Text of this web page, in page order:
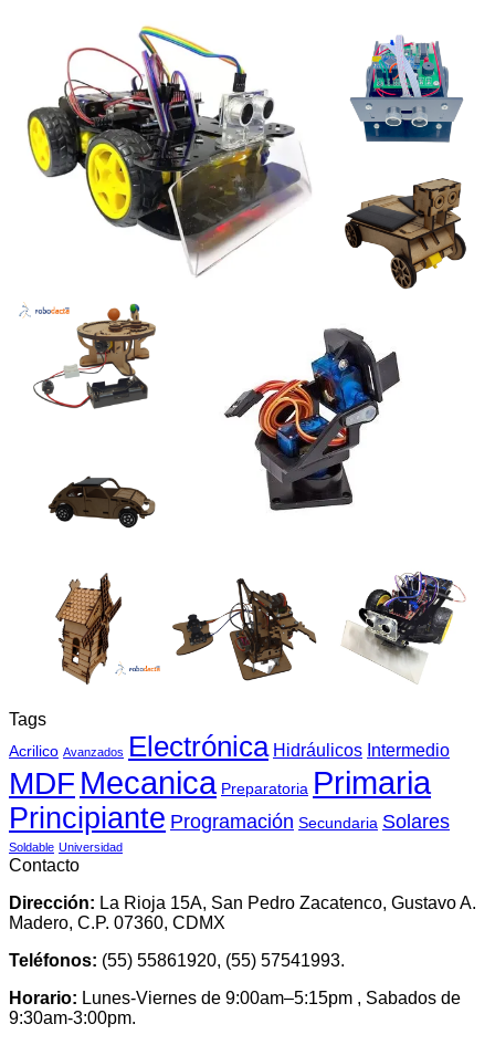
Tags
Acrilico Avanzados Electrónica Hidráulicos Intermedio
MDF Mecanica Preparatoria Primaria
Principiante Programación Secundaria Solares
Soldable Universidad
Contacto
Dirección: La Rioja 15A, San Pedro Zacatenco, Gustavo A.
Madero, C.P. 07360, CDMX
Teléfonos: (55) 55861920, (55) 57541993.
Horario: Lunes-Viernes de 9:00am–5:15pm , Sabados de
9:30am-3:00pm.